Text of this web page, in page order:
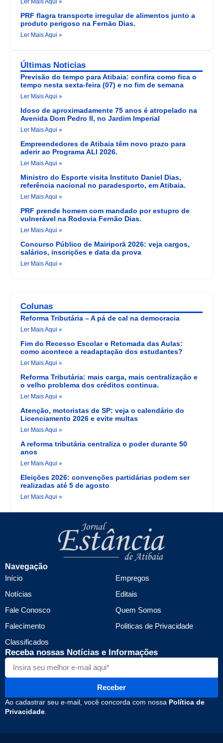
Ler Mais Aqui »
PRF flagra transporte irregular de alimentos junto a
produto perigoso na Fernão Dias.
Ler Mais Aqui »
Últimas Noticias
Previsão do tempo para Atibaia: confira como fica o
tempo nesta sexta-feira (07) e no fim de semana
Ler Mais Aqui »
Idoso de aproximadamente 75 anos é atropelado na
Avenida Dom Pedro II, no Jardim Imperial
Ler Mais Aqui »
Empreendedores de Atibaia têm novo prazo para
aderir ao Programa ALI 2026.
Ler Mais Aqui »
Ministro do Esporte visita Instituto Daniel Dias,
referência nacional no paradesporto, em Atibaia.
Ler Mais Aqui »
PRF prende homem com mandado por estupro de
vulnerável na Rodovia Fernão Dias.
Ler Mais Aqui »
Concurso Público de Mairiporã 2026: veja cargos,
salários, inscrições e data da prova
Ler Mais Aqui »
Colunas
Reforma Tributária – A pá de cal na democracia
Ler Mais Aqui »
Fim do Recesso Escolar e Retomada das Aulas:
como acontece a readaptação dos estudantes?
Ler Mais Aqui »
Reforma Tributária: mais carga, mais centralização e
o velho problema dos créditos continua.
Ler Mais Aqui »
Atenção, motoristas de SP: veja o calendário do
Licenciamento 2026 e evite multas
Ler Mais Aqui »
A reforma tributária centraliza o poder durante 50
anos
Ler Mais Aqui »
Eleições 2026: convenções partidárias podem ser
realizadas até 5 de agosto
Ler Mais Aqui »
Navegação
Início
Notícias
Fale Conosco
Falecimento
Classificados
Empregos
Editais
Quem Somos
Politicas de Privacidade
Receba nossas Notícias e Informações
Receber
Ao cadastrar seu e-mail, você concorda com nossa Política de
Privacidade